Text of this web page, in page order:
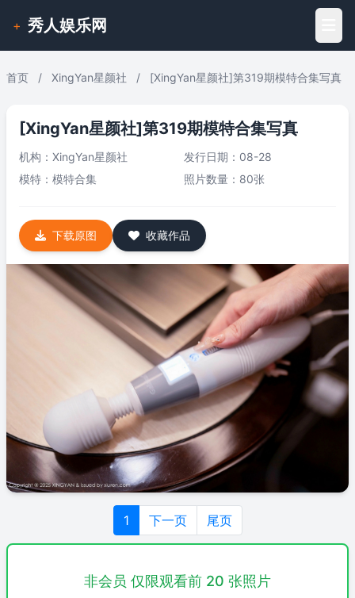
+ 秀人娱乐网
首页 / XingYan星颜社 / [XingYan星颜社]第319期模特合集写真
[XingYan星颜社]第319期模特合集写真
机构： XingYan星颜社
发行日期：08-28
模特： 模特合集 照片数量：80张
下载原图 收藏作品
1 下一页 尾页
非会员 仅限观看前 20 张照片